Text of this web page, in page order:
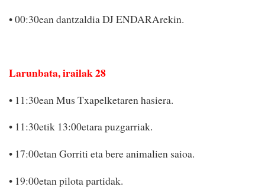
• 00:30ean dantzaldia DJ ENDARArekin.
Larunbata, irailak 28
• 11:30ean Mus Txapelketaren hasiera.
• 11:30etik 13:00etara puzgarriak.
• 17:00etan Gorriti eta bere animalien saioa.
• 19:00etan pilota partidak.